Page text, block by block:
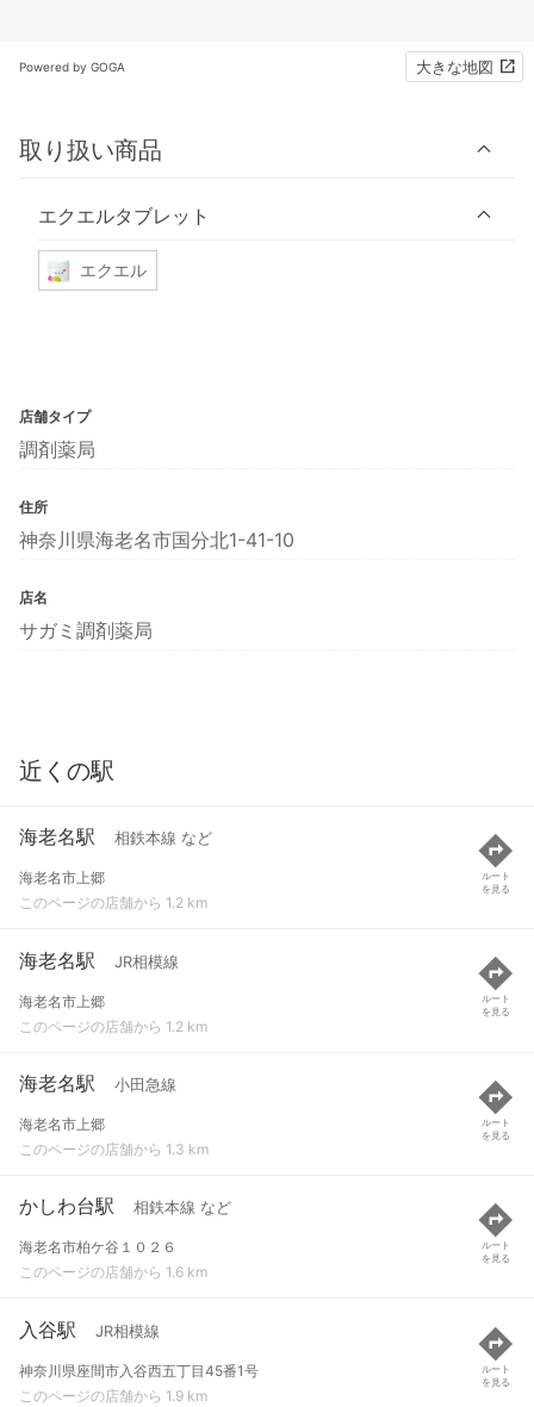
Powered by GOGA 大きな地図
取り扱い商品
エクエルタブレット
エクエル
店舗タイプ
調剤薬局
住所
神奈川県海老名市国分北1-41-10
店名
サガミ調剤薬局
近くの駅
海老名駅 相鉄本線 など
海老名市上郷
このページの店舗から 1.2 km
ルート
を見る
海老名駅 JR相模線
海老名市上郷
このページの店舗から 1.2 km
ルート
を見る
海老名駅 小田急線
海老名市上郷
このページの店舗から 1.3 km
ルート
を見る
かしわ台駅 相鉄本線 など
海老名市柏ケ谷１０２６
このページの店舗から 1.6 km
ルート
を見る
入谷駅 JR相模線
神奈川県座間市入谷西五丁目45番1号
このページの店舗から 1.9 km
ルート
を見る